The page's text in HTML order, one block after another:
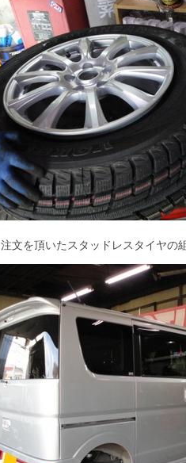
注文を頂いたスタッドレスタイヤの